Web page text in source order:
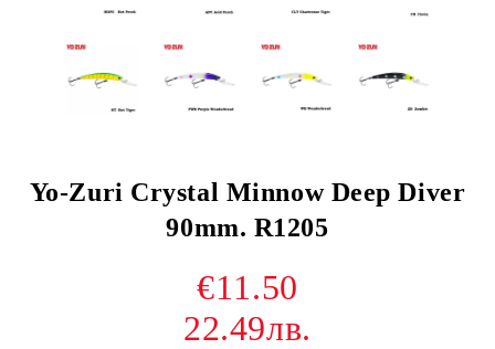
Yo-Zuri Crystal Minnow Deep Diver
90mm. R1205
€11.50
22.49лв.